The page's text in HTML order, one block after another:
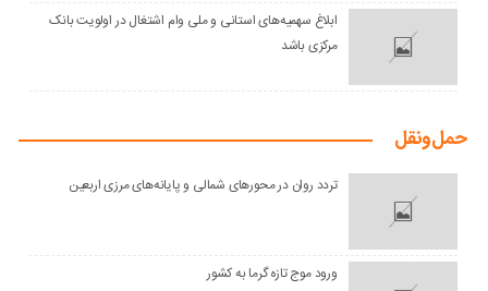
ابلاغ سهمیه‌های استانی و ملی وام اشتغال در اولویت بانک
مرکزی باشد
حمل‌و‌نقل
تردد روان در محورهای شمالی و پایانه‌های مرزی اربعین
ورود موج تازه گرما به کشور